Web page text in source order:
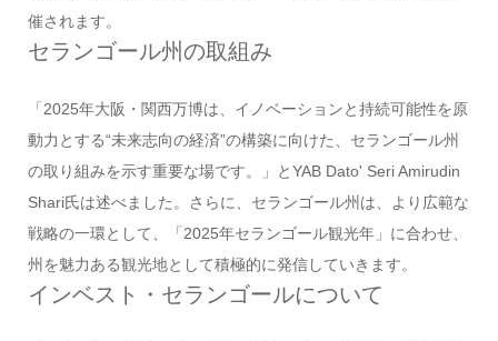
催されます。
セランゴール州の取組み
「2025年大阪・関西万博は、イノベーションと持続可能性を原
動力とする“未来志向の経済”の構築に向けた、セランゴール州
の取り組みを示す重要な場です。」とYAB Dato' Seri Amirudin
Shari氏は述べました。さらに、セランゴール州は、より広範な
戦略の一環として、「2025年セランゴール観光年」に合わせ、
州を魅力ある観光地として積極的に発信していきます。
インベスト・セランゴールについて